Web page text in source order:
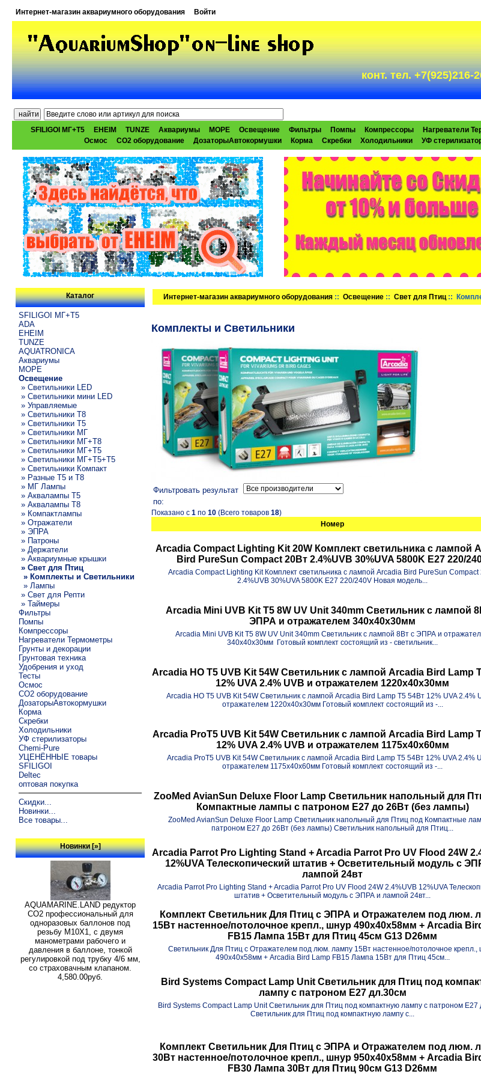
Интернет-магазин аквариумного оборудования Войти
конт. тел.
SFILIGOI МГ+Т5 EHEIM TUNZE Аквариумы МОРЕ Освещение Фильтры Помпы Компрессоры Нагреватели
Осмос
CO2 оборудование ДозаторыАвтокормушки Корма Скребки Холодильники УФ
Каталог
SFILIGOI МГ+Т5
ADA
EHEIM
TUNZE
AQUATRONICA
Аквариумы
МОРЕ
Освещение
» Светильники LED
» Светильники мини LED
» Управляемые
» Светильники T8
» Светильники T5
» Светильники МГ
» Светильники МГ+T8
» Светильники МГ+T5
» Светильники МГ+T5+T5
» Светильники Компакт
» Разные T5 и T8
» МГ Лампы
» Аквалампы T5
» Аквалампы T8
» Компактлампы
» Отражатели
» ЭПРА
» Патроны
» Держатели
» Аквариумные крышки
» Свет для Птиц
» Комплекты и Светильники
» Лампы
» Свет для Репти
» Таймеры
Фильтры
Помпы
Компрессоры
Нагреватели Термометры
Грунты и декорации
Грунтовая техника
Удобрения и уход
Тесты
Осмос
CO2 оборудование
ДозаторыАвтокормушки
Корма
Скребки
Холодильники
УФ стерилизаторы
Chemi-Pure
УЦЕНЁННЫЕ товары
SFILIGOI
Deltec
оптовая покупка
Скидки...
Новинки...
Все товары...
Новинки [»]
AQUAMARINE.LAND редуктор
СО2 профессиональный для
одноразовых баллонов под
резьбу M10X1, с двумя
манометрами рабочего и
давления в баллоне, тонкой
регулировкой под трубку 4/6 мм,
со страховачным клапаном.
4,580.00руб.
Интернет-магазин аквариумного оборудования ::Освещение ::Свет для Птиц::
Комплекты и Светильники
Фильтровать результат
по:
Показано с1 по10 (Всего товаров18)
Номер
Arcadia Compact Lighting Kit 20W Комплект светильника с лампой
Bird PureSun Compact 20Вт 2.4%UVB 30%UVA 5800K E27 220/
Arcadia Compact Lighting Kit Комплект светильника с лампой Arcadia Bird PureSun Compact
2.4%UVB 30%UVA 5800K E27 220/240V Новая модель...
Arcadia Mini UVB Kit T5 8W UV Unit 340mm Светильник с лампой
ЭПРА и отражателем 340х40х30мм
Arcadia Mini UVB Kit T5 8W UV Unit 340mm Светильник с лампой 8Вт с ЭПРА и
340х40х30мм Готовый комплект состоящий из - светильник...
Arcadia HO T5 UVB Kit 54W Светильник с лампой Arcadia Bird Lamp
12% UVA 2.4% UVB и отражателем 1220x40x30мм
Arcadia HO T5 UVB Kit 54W Светильник с лампой Arcadia Bird Lamp T5 54Вт 12% UVA 2.4%
отражателем 1220x40x30мм Готовый комплект состоящий из -...
Arcadia ProT5 UVB Kit 54W Светильник с лампой Arcadia Bird Lamp
12% UVA 2.4% UVB и отражателем 1175x40x60мм
Arcadia ProT5 UVB Kit 54W Светильник с лампой Arcadia Bird Lamp T5 54Вт 12% UVA 2.4%
отражателем 1175x40x60мм Готовый комплект состоящий из -...
ZooMed AvianSun Deluxe Floor Lamp Светильник напольный для
Компактные лампы с патроном E27 до 26Вт (без лампы)
ZooMed AvianSun Deluxe Floor Lamp Светильник напольный для Птиц под Компактные
патроном E27 до 26Вт (без лампы) Светильник напольный для Птиц...
Arcadia Parrot Pro Lighting Stand + Arcadia Parrot Pro UV Flood 24W
12%UVA Телескопический штатив + Осветительный модуль с
лампой 24вт
Arcadia Parrot Pro Lighting Stand + Arcadia Parrot Pro UV Flood 24W 2.4%UVB 12%UVA
штатив + Осветительный модуль с ЭПРА и лампой 24вт...
Комплект Светильник Для Птиц с ЭПРА и Отражателем под люм.
15Вт настенное/потолочное крепл., шнур 490x40x58мм + Arcadia
FB15 Лампа 15Вт для Птиц 45см G13 D26мм
Светильник Для Птиц с Отражателем под люм. лампу 15Вт настенное/потолочное крепл.,
490x40x58мм + Arcadia Bird Lamp FB15 Лампа 15Вт для Птиц 45см...
Bird Systems Compact Lamp Unit Светильник для Птиц под
лампу с патроном E27 дл.30см
Bird Systems Compact Lamp Unit Светильник для Птиц под компактную лампу с патроном E27
Светильник для Птиц под компактную лампу с...
Комплект Светильник Для Птиц с ЭПРА и Отражателем под люм.
30Вт настенное/потолочное крепл., шнур 950x40x58мм + Arcadia
FB30 Лампа 30Вт для Птиц 90см G13 D26мм